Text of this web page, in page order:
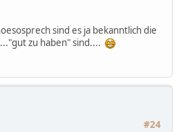
sind es ja bekanntlich die
zu haben" sind....
#24